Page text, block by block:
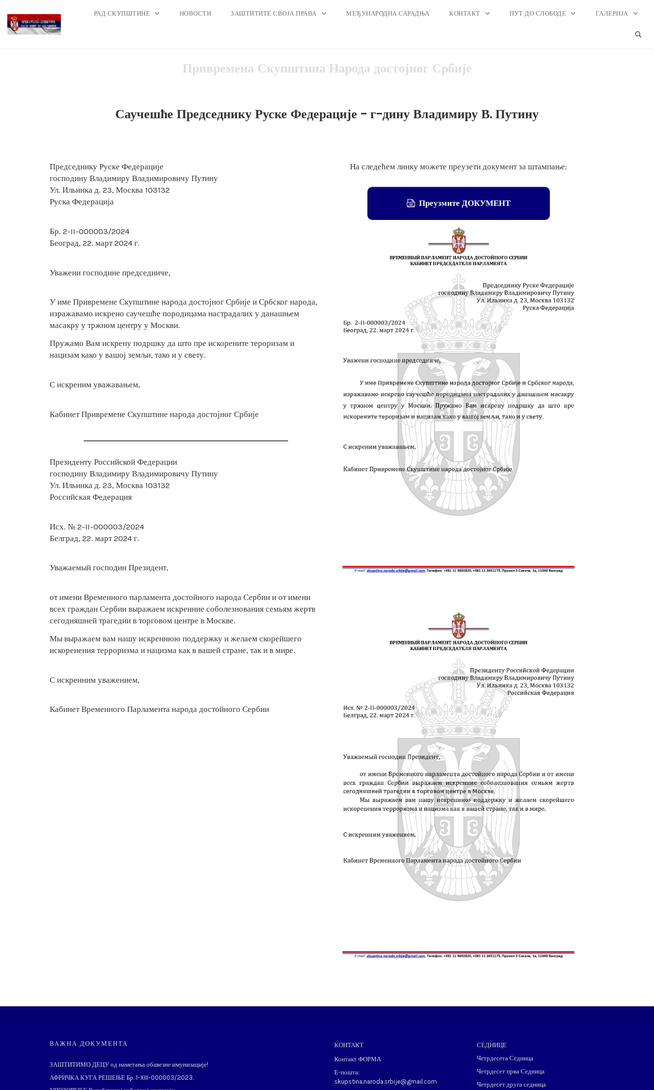
РАД СКУПШТИНЕ НОВОСТИ ЗАШТИТИТЕ СВОЈА ПРАВА МЕЂУНАРОДНА САРАДЊА КОНТАКТ ПУТ ДО СЛОБОДЕ ГАЛЕРИЈА
Привремена Скупштина Народа достојног Србије
Саучешће Председнику Руске Федерације - г-дину Владимиру В. Путину
Председнику Руске Федерације
господину Владимиру Владимировичу Путину
Ул. Ильинка д. 23, Москва 103132
Руска Федерација
Бр. 2-II-000003/2024
Београд, 22. март 2024 г.
Уважени господине председниче,
У име Привремене Скупштине народа достојног Србије и Србског народа,
изражавамо искрено саучешће породицама настрадалих у данашњем
масакру у тржном центру у Москви.
Пружамо Вам искрену подршку да што пре искорените тероризам и
нацизам како у вашој земљи, тако и у свету.
С искреним уважавањем,
Кабинет Привремене Скупштине народа достојног Србије
Президенту Российской Федерации
господину Владимиру Владимировичу Путину
Ул. Ильинка д. 23, Москва 103132
Российская Федерация
Исх. № 2-II-000003/2024
Белград, 22. март 2024 г.
Уважаемый господин Президент,
от имени Временного парламента достойного народа Сербии и от имени
всех граждан Сербии выражаем искренние соболезнования семьям жертв
сегодняшней трагедии в торговом центре в Москве.
Мы выражаем вам нашу искреннюю поддержку и желаем скорейшего
искоренения терроризма и нацизма как в вашей стране, так и в мире.
С искренним уважением,
Кабинет Временного Парламента народа достойного Сербии
На следећем линку можете преузети документ за штампање:
Преузмите ДОКУМЕНТ
ВАЖНА ДОКУМЕНТА
ЗАШТИТИМО ДЕЦУ од наметања обавезне имунизације!
АФРИЧКА КУГА РЕШЕЊЕ Бр. 1-XIII-000003/2023.
КОНТАКТ
Контакт ФОРМА
Е-пошта:
skupstina.naroda.srbije@gmail.com
СЕДНИЦЕ
Четрдесета Седница
Четрдесет прва Седница
Четрдесет друга седница